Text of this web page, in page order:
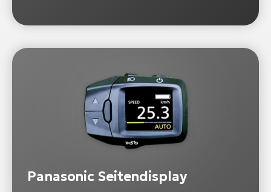
Panasonic Seitendisplay